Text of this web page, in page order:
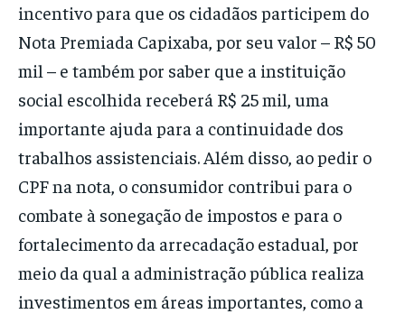
incentivo para que os cidadãos participem do
Nota Premiada Capixaba, por seu valor – R$ 50
mil – e também por saber que a instituição
social escolhida receberá R$ 25 mil, uma
importante ajuda para a continuidade dos
trabalhos assistenciais. Além disso, ao pedir o
CPF na nota, o consumidor contribui para o
combate à sonegação de impostos e para o
fortalecimento da arrecadação estadual, por
meio da qual a administração pública realiza
investimentos em áreas importantes, como a